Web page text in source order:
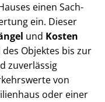
einen Sach­
ein. Dieser
und Kosten
Objektes bis zur
zuverlässig
von
oder einer